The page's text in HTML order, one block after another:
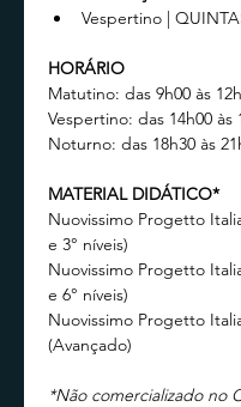
Vespertino |
HORÁRIO
Matutino: das 9h00 às
Vespertino: das 14h00 às
Noturno: das 18h30 às
MATERIAL DIDÁTICO*
Nuovissimo Progetto
e 3° níveis)
Nuovissimo Progetto
e 6° níveis)
Nuovissimo Progetto
(Avançado)
*Não comercializado no